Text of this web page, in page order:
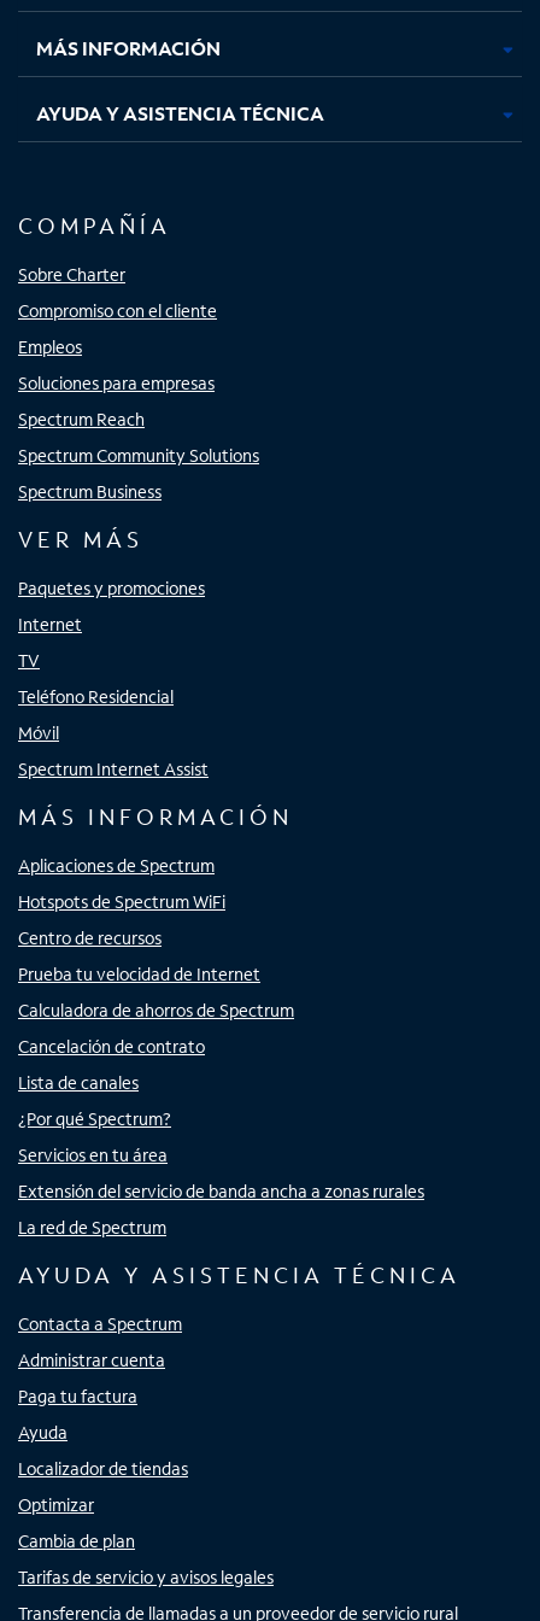
nuevanuevanuevanueva
MÁS INFORMACIÓN
AYUDA Y ASISTENCIA TÉCNICA
COMPAÑÍA
Sobre Charter
Compromiso con el cliente
Empleos
Soluciones para empresas
Spectrum Reach
Spectrum Community Solutions
Spectrum Business
VER MÁS
Paquetes y promociones
Internet
TV
Teléfono Residencial
Móvil
Spectrum Internet Assist
MÁS INFORMACIÓN
Aplicaciones de Spectrum
Hotspots de Spectrum WiFi
Centro de recursos
Prueba tu velocidad de Internet
Calculadora de ahorros de Spectrum
Cancelación de contrato
Lista de canales
¿Por qué Spectrum?
Servicios en tu área
Extensión del servicio de banda ancha a zonas rurales
La red de Spectrum
AYUDA Y ASISTENCIA TÉCNICA
Contacta a Spectrum
Administrar cuenta
Paga tu factura
Ayuda
Localizador de tiendas
Optimizar
Cambia de plan
Tarifas de servicio y avisos legales
Transferencia de llamadas a un proveedor de servicio rural